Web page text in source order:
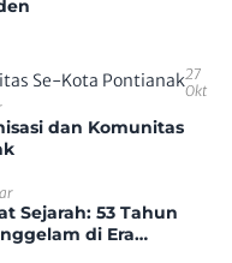
27
Okt
dan Komunitas
Sejarah: 53 Tahun
di Era